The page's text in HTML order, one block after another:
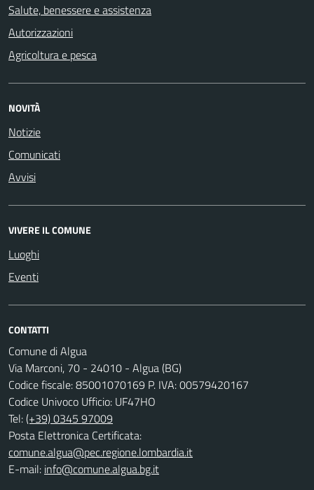
Salute, benessere e assistenza
Autorizzazioni
Agricoltura e pesca
NOVITÀ
Notizie
Comunicati
Avvisi
VIVERE IL COMUNE
Luoghi
Eventi
CONTATTI
Comune di Algua
Via Marconi, 70 - 24010 - Algua (BG)
Codice fiscale: 85001070169 P. IVA: 00579420167
Codice Univoco Ufficio: UF47HO
Tel:(+39) 0345 97009
Posta Elettronica Certificata:
comune.algua@pec.regione.lombardia.it
E-mail: info@comune.algua.bg.it